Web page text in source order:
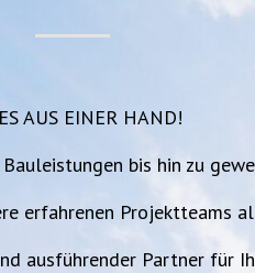
AUS EINER HAND!
bis hin zu
erfahrenen Projektteams
ausführender Partner für